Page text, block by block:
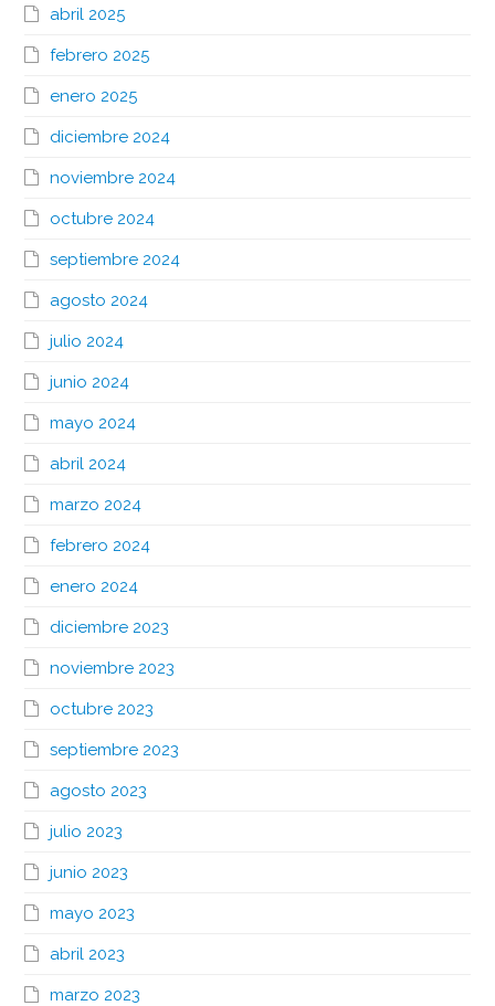
abril 2025
febrero 2025
enero 2025
diciembre 2024
noviembre 2024
octubre 2024
septiembre 2024
agosto 2024
julio 2024
junio 2024
mayo 2024
abril 2024
marzo 2024
febrero 2024
enero 2024
diciembre 2023
noviembre 2023
octubre 2023
septiembre 2023
agosto 2023
julio 2023
junio 2023
mayo 2023
abril 2023
marzo 2023